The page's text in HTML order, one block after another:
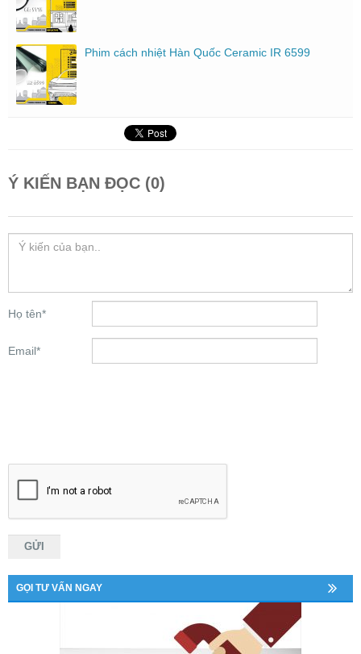
Phim cách nhiệt Hàn Quốc Ceramic IR 6599
Ý KIẾN BẠN ĐỌC (0)
Họ tên*
Email*
GỌI TƯ VẤN NGAY